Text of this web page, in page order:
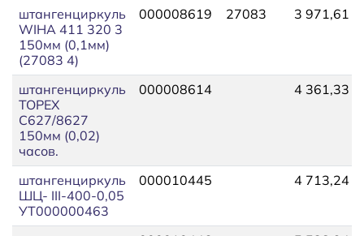
штангенциркуль
WIHA 411 320 3
150мм (0,1мм)
(27083 4)
000008619 27083 3 971,61
штангенциркуль
TOPEX
С627/8627
150мм (0,02)
часов.
000008614 4 361,33
штангенциркуль
ШЦ- III-400-0,05
УТ000000463
000010445 4 713,24